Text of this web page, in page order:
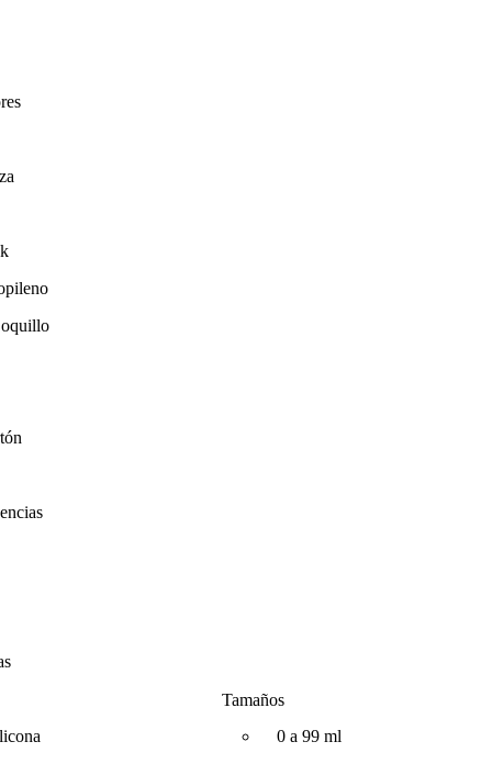
Tamaños
0 a 99 ml